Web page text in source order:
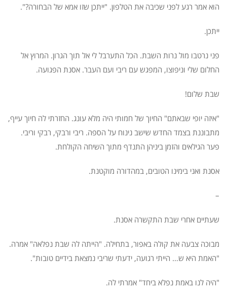
הוא אמר רגע לפני שכיבה את הטלפון. "ייתכן שזו אמא של הבחורה?".
ייתכן.
פני נרטבו מול נרות השבת. הכל התערבל לי אל תוך הגרון. המרוץ אל
החלום שלי וניפוצו, המפגש עם ריבי ועם העבר. אסנת הפגועה.
שבת שלום!
"איזה יופי שבאתם" החיוך של חמותי היה מלא עונג. החזרתי לה חיוך עייף,
מתבוננת בצמד החדש שישב נינוח על הספה. ריבי ורבקי, רבקי וריבי.
פער הגילאים והזמן ביניהן התנדף מתוך השיחה הקולחת.
אסנת ואני בימינו הטובים, במהדורה מוקטנת.
–
שעתיים אחרי שבת התקשרה אסנת.
מבוכה צבעה את קולה באפור, בתחילה. "הייתה לה שבת נפלאה" אמרה.
"האמת היא ש… הייתי רגועה, ידעתי שריבי נמצאת בידיים טובות".
"היה לנו באמת נפלא ביחד" אמרתי לה.